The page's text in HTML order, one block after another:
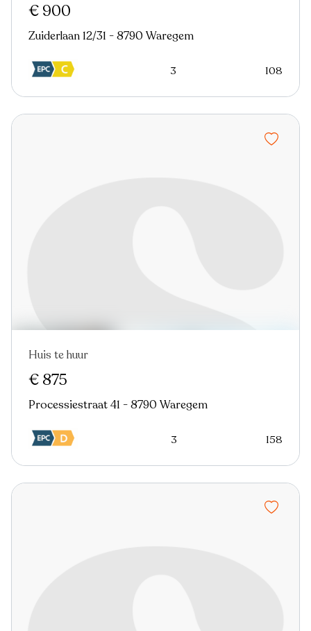
€ 900
Zuiderlaan 12/31 - 8790 Waregem
3 108
Nieuw
Huis te huur
€ 875
Processiestraat 41 - 8790 Waregem
3 158